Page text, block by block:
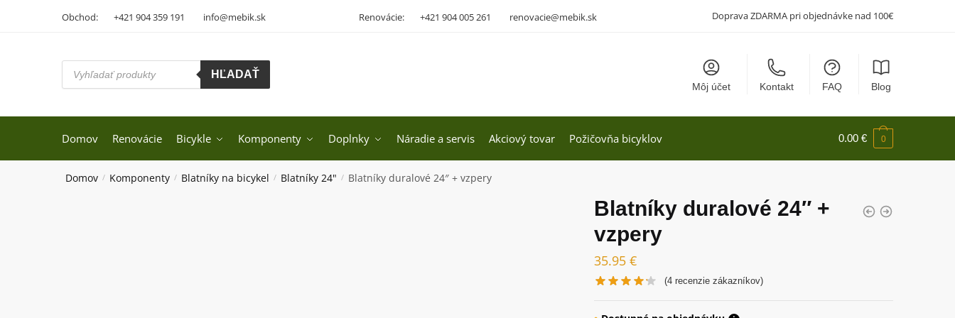
Obchod: +421 904 359 191 info@mebik.sk Renovácie: +421 904 005 261 renovacie@mebik.sk Doprava ZDARMA pri objednávke nad 100€
Products
search
HĽADAŤ
Môj účet Kontakt FAQ Blog
Domov Renovácie Bicykle Komponenty Doplnky Náradie a servis Akciový tovar Požičovňa bicyklov 0.00 € 0
Domov / Komponenty / Blatníky na bicykel / Blatníky 24" / Blatníky duralové 24″ + vzpery
Blatníky duralové 24″ +
vzpery
35.95 €
(4 recenzie zákazníkov)